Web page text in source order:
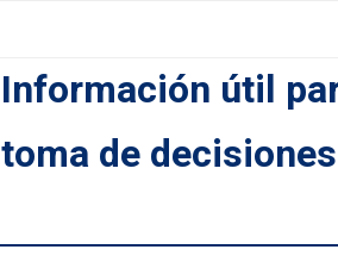
Información útil
toma de decisiones